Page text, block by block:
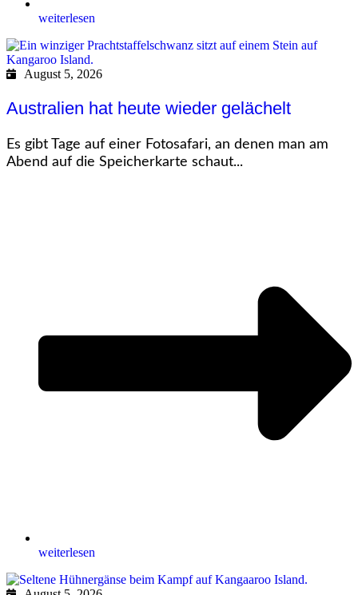
weiterlesen
August 5, 2026
Australien hat heute wieder gelächelt
Es gibt Tage auf einer Fotosafari, an denen man am
Abend auf die Speicherkarte schaut...
weiterlesen